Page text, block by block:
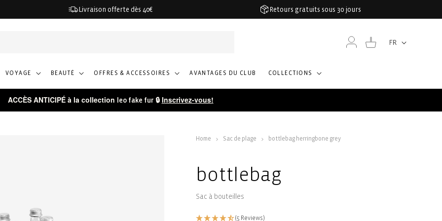
Livraison offerte dès 40€ Retours gratuits sous 30 jours
VOYAGE BEAUTÉ OFFRES & ACCESSOIRES AVANTAGES DU CLUB COLLECTIONS
Langue
FR
ConnexionPanier
ACCÈS ANTICIPÉ à la collection leo fake fur🔒 Inscrivez-vous!
Home Sac de plage bottlebag herringbone grey
bottlebag
Sac à bouteilles
(5 Reviews)